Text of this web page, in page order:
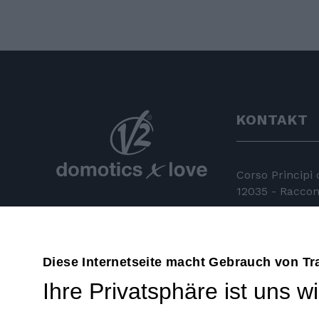
KONTAKT
Corso Principi
12035 -
+39 0172
Diese Internetseite macht Gebrauch von
Ihre Privatsphäre ist uns